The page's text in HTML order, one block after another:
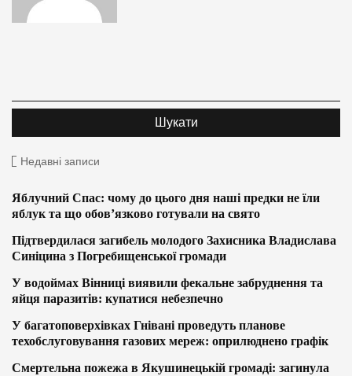
Недавні записи
Яблучний Спас: чому до цього дня наші предки не їли
яблук та що обов’язково готували на свято
Підтвердилася загибель молодого Захисника Владислава
Синіцина з Погребищенської громади
У водоймах Вінниці виявили фекальне забруднення та
яйця паразитів: купатися небезпечно
У багатоповерхівках Гнівані проведуть планове
техобслуговування газових мереж: оприлюднено графік
Смертельна пожежа в Якушинецькій громаді: загинула